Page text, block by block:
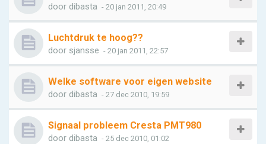
door dibasta - 20 jan 2011, 20:49
Luchtdruk te hoog??
door sjansse - 20 jan 2011, 22:57
Welke software voor eigen website
door dibasta - 27 dec 2010, 19:59
Signaal probleem Cresta PMT980
door dibasta - 25 dec 2010, 01:02